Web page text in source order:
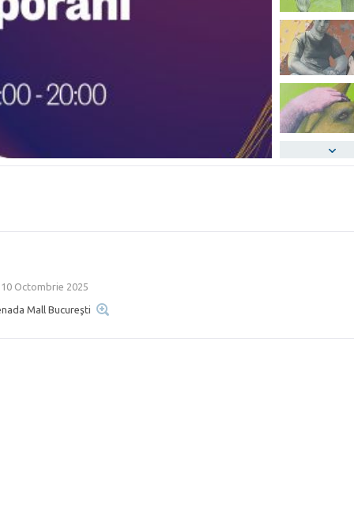
10 Octombrie 2025
Mall Bucureşti